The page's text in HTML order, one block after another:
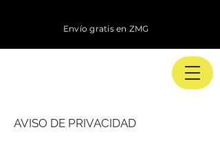
Envío gratis en ZMG
AVISO DE PRIVACIDAD